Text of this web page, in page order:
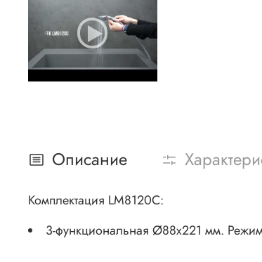
Описание
Комплектация LM8120C:
3-функциональная Ø88х221 мм.